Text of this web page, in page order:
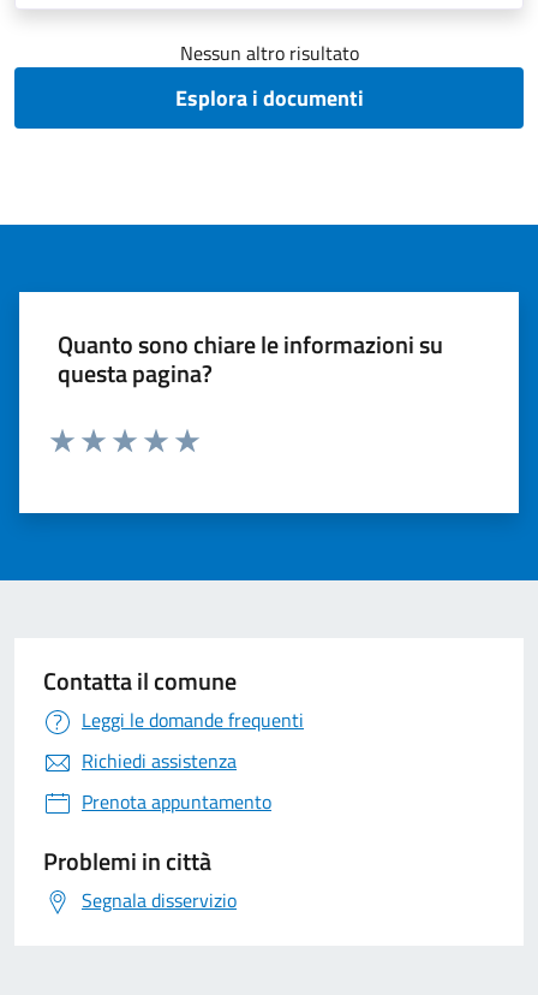
Nessun altro risultato
Esplora i documenti
Quanto sono chiare le informazioni su
questa pagina?
Contatta il comune
Leggi le domande frequenti
Richiedi assistenza
Prenota appuntamento
Problemi in città
Segnala disservizio